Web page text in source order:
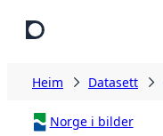
Heim Datasett
Norge i bilder